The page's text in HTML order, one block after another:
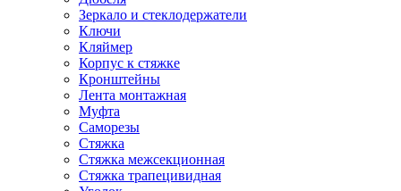
Зеркало и стеклодержатели
Ключи
Кляймер
Корпус к стяжке
Кронштейны
Лента монтажная
Муфта
Саморезы
Стяжка
Стяжка межсекционная
Стяжка трапецивидная